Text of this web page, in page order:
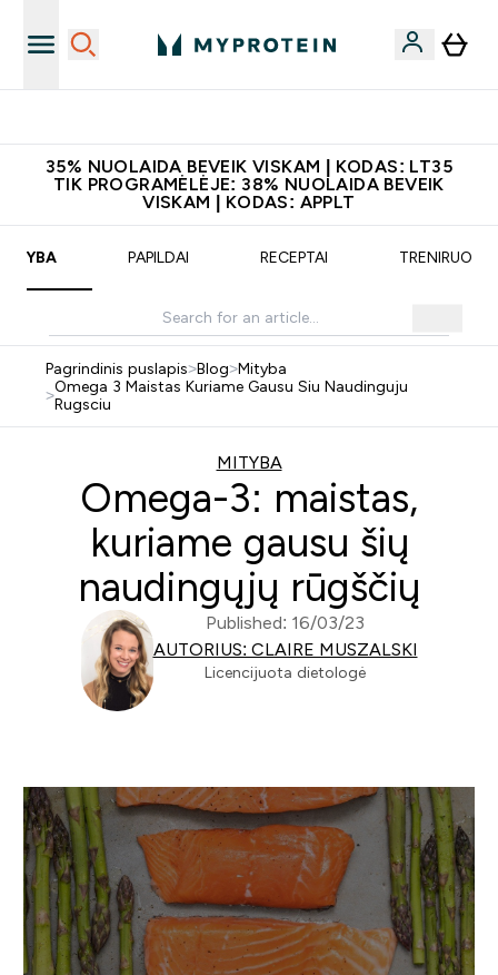
35% NUOLAIDA BEVEIK VISKAM | KODAS: LT35
TIK PROGRAMĖLĖJE: 38% NUOLAIDA BEVEIK
VISKAM | KODAS: APPLT
PAPILDAI RECEPTAI
Pagrindinis puslapis>Blog>Mityba
>Omega 3 Maistas Kuriame Gausu Siu Naudinguju
Rugsciu
MITYBA
Omega-3: maistas,
kuriame gausu šių
naudingųjų rūgščių
Published: 16/03/23
AUTORIUS: CLAIRE MUSZALSKI
Licencijuota dietologė